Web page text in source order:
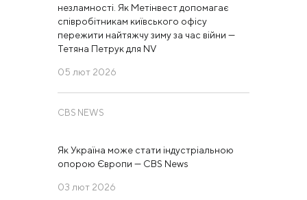
незламності. Як Метінвест допомагає
співробітникам київського офісу
пережити найтяжчу зиму за час війни —
Тетяна Петрук для NV
05 лют 2026
CBS NEWS
Як Україна може стати індустріальною
опорою Європи — CBS News
03 лют 2026